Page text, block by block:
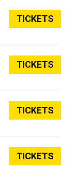
TICKETS
TICKETS
TICKETS
TICKETS